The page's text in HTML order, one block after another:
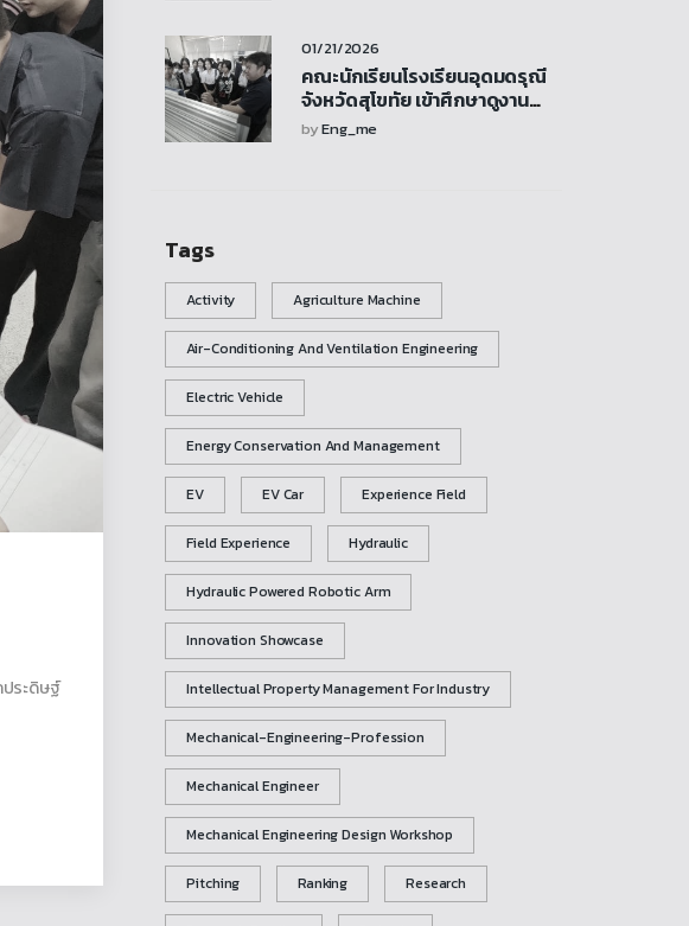
01/21/2026
คณะนักเรียนโรงเรียนอุดมดรุณี
จังหวัดสุโขทัย เข้าศึกษาดูงาน
พร้อมร่วมกิจกรรมและเยี่ยมชม
byEng_me
Tags
Activity Agriculture Machine
Air-Conditioning And Ventilation Engineering
Electric Vehicle
Energy Conservation And Management
EV EV Car Experience Field
Field Experience Hydraulic
Hydraulic Powered Robotic Arm
Innovation Showcase
Intellectual Property Management For Industry
Mechanical-Engineering-Profession
Mechanical Engineer
Mechanical Engineering Design Workshop
Pitching Ranking Research
ประดิษฐ์